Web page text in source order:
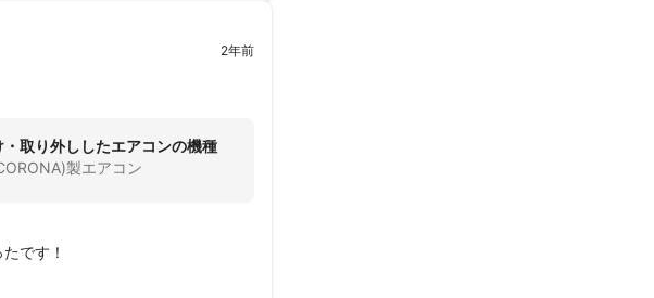
2年前
・取り外ししたエアコンの機種
製エアコン
です！